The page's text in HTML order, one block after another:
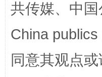
共传媒、中
China
同意其观点